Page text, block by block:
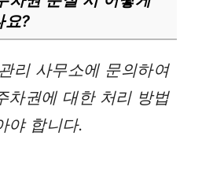
요?
리 사무소에 문의하여
차권에 대한 처리 방법
야 합니다.